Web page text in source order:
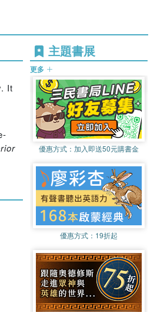
It
主題書展
更多
優惠方式： 加入即送50元購書金
優惠方式： 19折起